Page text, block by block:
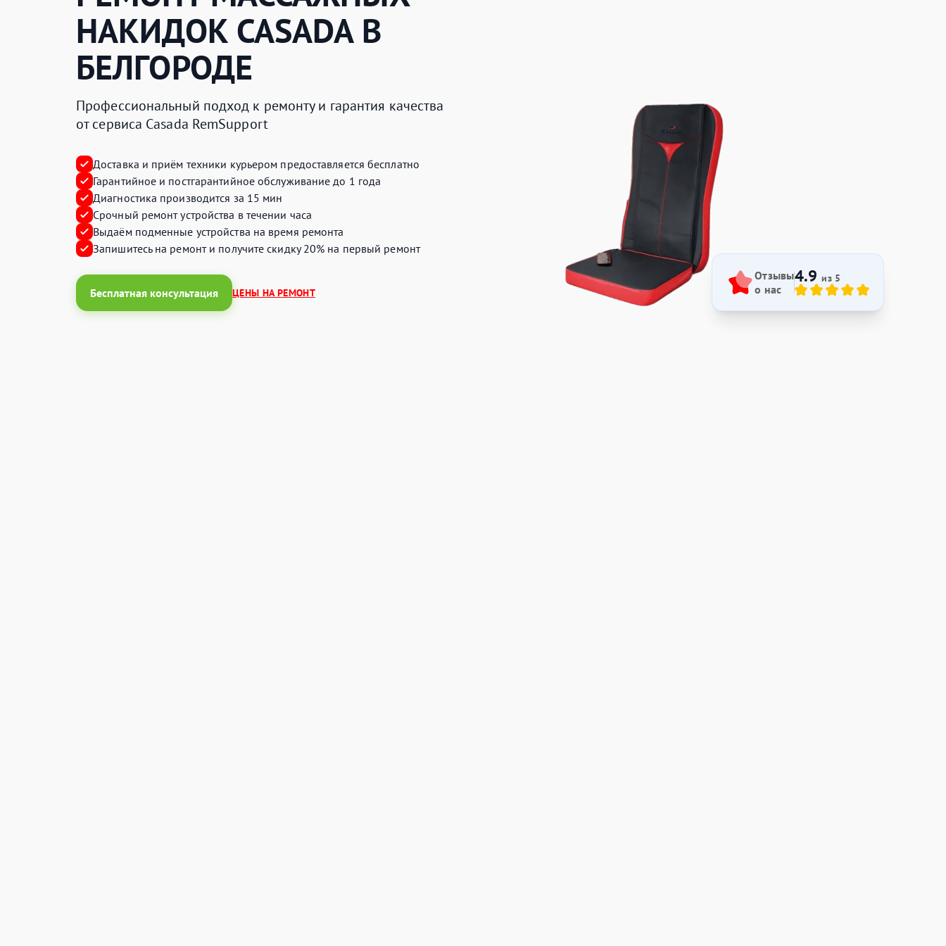
НАКИДОК CASADAВ
БЕЛГОРОДЕ
Профессиональный подход к ремонту и гарантия качества
от сервиса Casada RemSupport
Доставка и приём техники курьером предоставляется бесплатно
Гарантийное и постгарантийное обслуживание до 1 года
Диагностика производится за 15 мин
Срочный ремонт устройства в течении часа
Выдаём подменные устройства на время ремонта
Запишитесь на ремонт и получитескидку 20% на первый ремонт
Бесплатная консультация ЦЕНЫ НА РЕМОНТ
Отзывы
о нас
4.9из 5